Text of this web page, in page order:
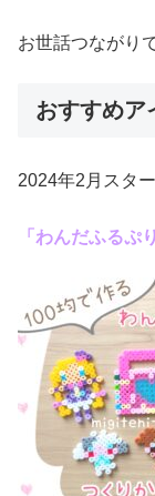
お世話つながり
おすすめ
2024年2月スタ
「わんだふるぷ